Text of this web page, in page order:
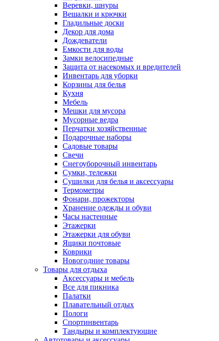
Веревки, шнуры
Вешалки и крючки
Гладильные доски
Декор для дома
Дождеватели
Емкости для воды
Замки велосипедные
Защита от насекомых и вредителей
Инвентарь для уборки
Корзины для белья
Кухня
Мебель
Мешки для мусора
Мусорные ведра
Перчатки хозяйственные
Подарочные наборы
Садовые товары
Свечи
Снегоуборочный инвентарь
Сумки, тележки
Сушилки для белья и аксессуары
Термометры
Фонари, прожекторы
Хранение одежды и обуви
Часы настенные
Этажерки
Этажерки для обуви
Ящики почтовые
Коврики
Новогодние товары
Товары для отдыха
Аксессуары и мебель
Все для пикника
Палатки
Плавательный отдых
Пологи
Спортинвентарь
Тандыры и комплектующие